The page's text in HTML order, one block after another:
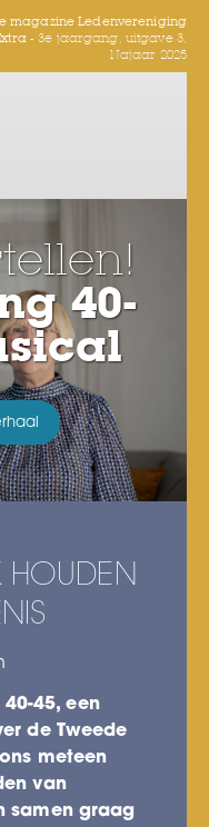
magazine Ledenvereniging
-3e jaargang, uitgave 3,
Najaar 2025
40-
45, een
de Tweede
meteen
van
samen graag